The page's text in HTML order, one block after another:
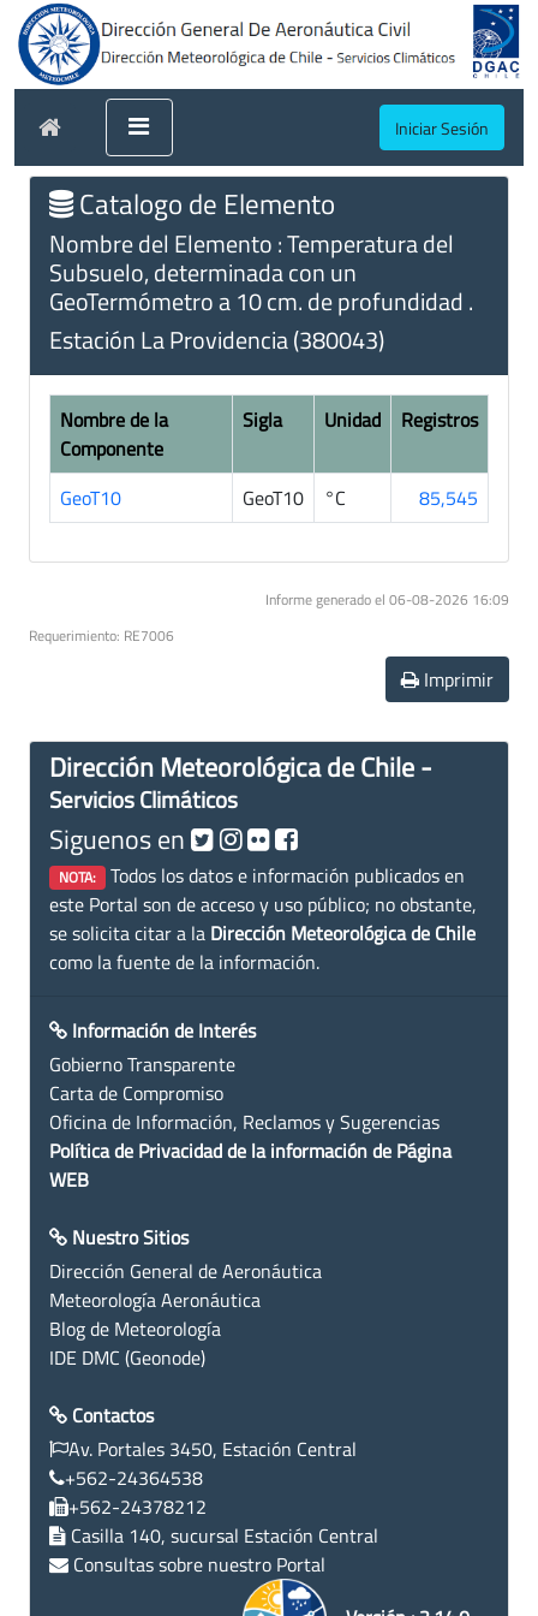
Iniciar Sesión
Catalogo de Elemento
Nombre del Elemento : Temperatura del
Subsuelo, determinada con un
GeoTermómetro a 10 cm. de profundidad .
Estación La Providencia (380043)
Nombre de la
Componente
Sigla Unidad Registros
GeoT10 GeoT10 °C 85,545
Informe generado el 06-08-2026 16:09
Requerimiento: RE7006
Imprimir
Dirección Meteorológica de Chile -
Servicios Climáticos
Siguenos en
NOTA: Todos los datos e información publicados en
este Portal son de acceso y uso público; no obstante,
se solicita citar a la Dirección Meteorológica de Chile
como la fuente de la información.
Información de Interés
Gobierno Transparente
Carta de Compromiso
Oficina de Información, Reclamos y Sugerencias
Política de Privacidad de la información de Página
WEB
Nuestro Sitios
Dirección General de Aeronáutica
Meteorología Aeronáutica
Blog de Meteorología
IDE DMC (Geonode)
Contactos
Av. Portales 3450, Estación Central
+562-24364538
+562-24378212
Casilla 140, sucursal Estación Central
Consultas sobre nuestro Portal